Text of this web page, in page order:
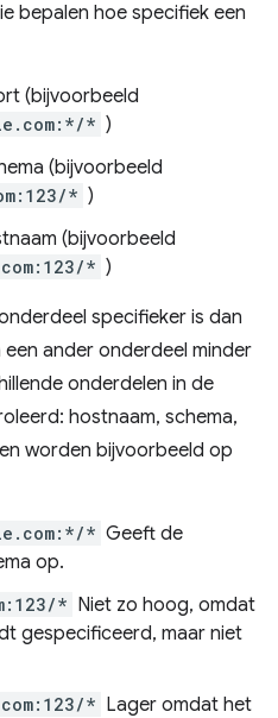
bepalen hoe specifiek een
(bijvoorbeeld
* )
(bijvoorbeeld
* )
(bijvoorbeeld
* )
specifieker is dan
ander onderdeel minder
onderdelen in de
hostnaam, schema,
worden bijvoorbeeld op
* Geeft de
op.
* Niet zo hoog, omdat
gespecificeerd, maar niet
* Lager omdat het